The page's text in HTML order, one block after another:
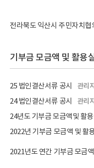
전라북도 익산시 주민자치협
기부금 모금액 및 활용
관리
25 법인결산서류 공시
관리
24 법인결산서류 공시
24년도 기부금 모금액및 활
2022년 기부금 모금액 및 활
2021년도 연간 기부금 모금